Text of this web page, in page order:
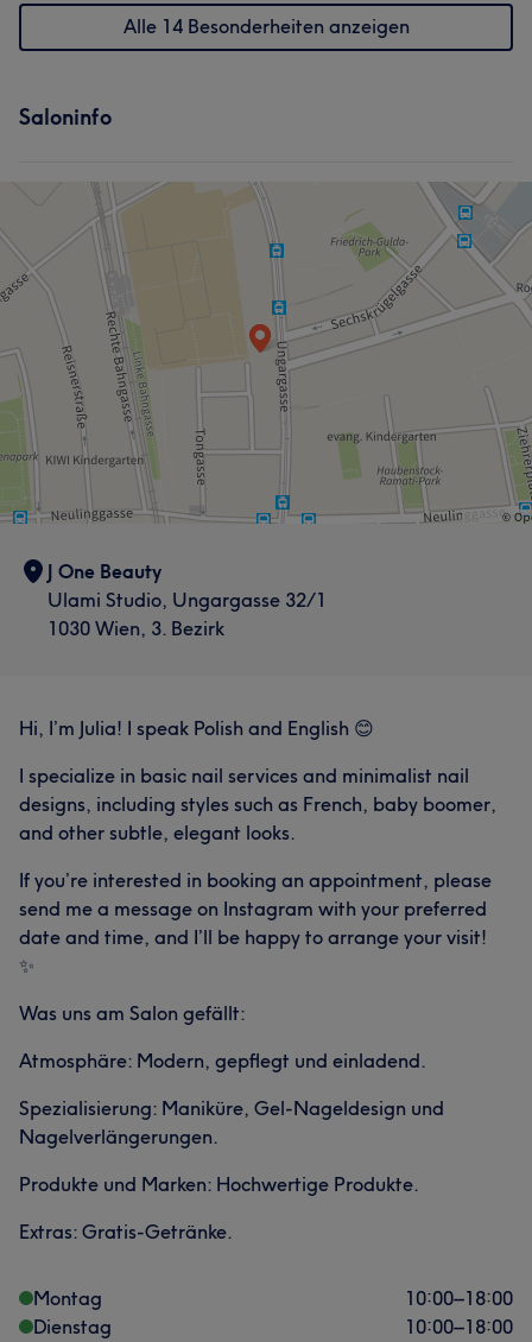
Alle 14 Besonderheiten anzeigen
Saloninfo
J One Beauty
Ulami Studio, Ungargasse 32/1
1030 Wien, 3. Bezirk
Hi, I’m Julia! I speak Polish and English 😊
I specialize in basic nail services and minimalist nail
designs, including styles such as French, baby boomer,
and other subtle, elegant looks.
If you’re interested in booking an appointment, please
send me a message on Instagram with your preferred
date and time, and I’ll be happy to arrange your visit!
✨
Was uns am Salon gefällt:
Atmosphäre: Modern, gepflegt und einladend.
Spezialisierung: Maniküre, Gel-Nageldesign und
Nagelverlängerungen.
Produkte und Marken: Hochwertige Produkte.
Extras: Gratis-Getränke.
Montag 10:00–18:00
Dienstag
10:00–18:00